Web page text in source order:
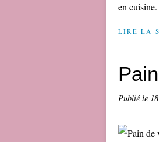
en
LIRE LA
Publié le